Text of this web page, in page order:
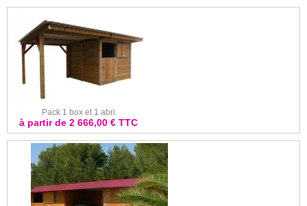
Pack 1 box et 1 abri
à partir de 2 666,00 € TTC